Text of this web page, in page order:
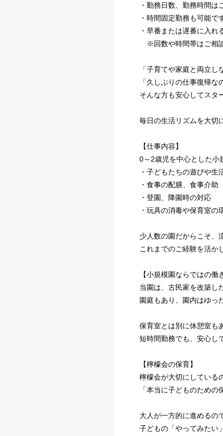
・勤務日数、勤務時間は
・時間固定勤務も可能で
・早番または遅番に入れ
※回数や時間帯はご相
「子育てや家庭と両立し
「久しぶりの仕事復帰な
そんな方も安心してスタ
毎日の生活リズムを大切
【仕事内容】
0～2歳児を中心とした小
・子どもたちの遊びや生
・食事の配膳、食事介助
・登園、降園時の対応
・玩具の消毒や保育室の
少人数の園だからこそ、
これまでのご経験を活か
【小規模園ならではの働
当園は、古民家を改築し
園庭もあり、園内はゆっ
保育室とは別に休憩室も
短時間勤務でも、安心し
【檸檬会の保育】
檸檬会が大切にしている
「本当に子どものための
大人が一方的に進めるの
子どもの「やってみたい